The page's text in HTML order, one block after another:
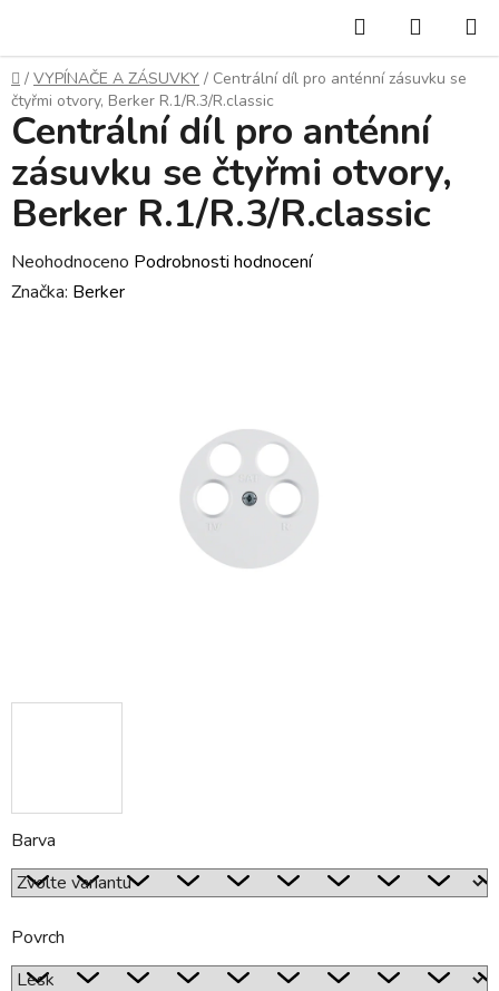
obsah
Hledat
KOŠÍK
Domů
/ VYPÍNAČE A ZÁSUVKY / Centrální díl pro anténní zásuvku se
čtyřmi otvory, Berker R.1/R.3/R.classic
Barva
Povrch
Centrální díl pro anténní
zásuvku se čtyřmi otvory,
Berker R.1/R.3/R.classic
Průměrné
hodnocení
Neohodnoceno Podrobnosti hodnocení
Značka: Berker